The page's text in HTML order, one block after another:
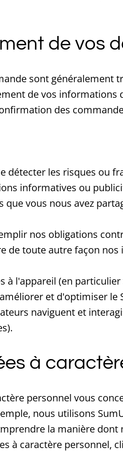
de vos
sont généralement
de vos
des
détecter les risques ou
informatives ou
vous nous avez
nos obligations
de toute autre façon
à l'appareil (en
et d'optimiser
naviguent et
à
personnel vous
nous utilisons
la manière
à caractère personnel,